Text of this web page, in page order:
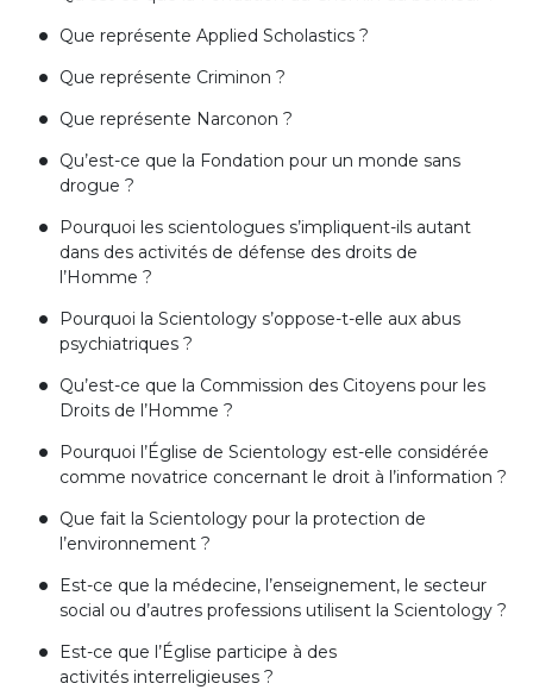
Que représente Applied Scholastics ?
Que représente Criminon ?
Que représente Narconon ?
Qu’est-ce que la Fondation pour un monde sans
drogue ?
Pourquoi les scientologues s’impliquent-ils autant
dans des activités de défense des droits de
l’Homme ?
Pourquoi la Scientology s’oppose-t-elle aux abus
psychiatriques ?
Qu’est-ce que la Commission des Citoyens pour les
Droits de l’Homme ?
Pourquoi l’Église de Scientology est-elle considérée
comme novatrice concernant le droit à l’information ?
Que fait la Scientology pour la protection de
l’environnement ?
Est-ce que la médecine, l’enseignement, le secteur
social ou d’autres professions utilisent la Scientology ?
Est-ce que l’Église participe à des
activités interreligieuses ?